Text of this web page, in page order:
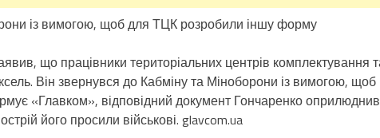
із вимогою, щоб для ТЦК розробили іншу форму
що працівники територіальних центрів комплектування
Він звернувся до Кабміну та Міноборони із вимогою, щоб
«Главком», відповідний документ Гончаренко
його просили військові. glavcom.ua